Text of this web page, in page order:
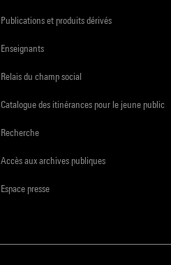
Publications et produits dérivés
Enseignants
Relais du champ social
Catalogue des itinérances pour le jeune public
Recherche
Accès aux archives publiques
Espace presse